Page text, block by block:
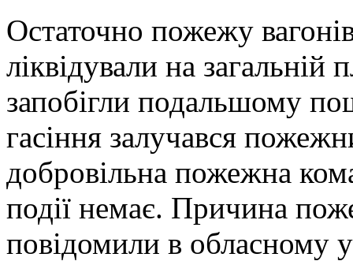
Остаточно пожежу
ліквідували на
запобігли подальшому
гасіння залучався
добровільна пожежна
події немає. Причина
повідомили в обласному